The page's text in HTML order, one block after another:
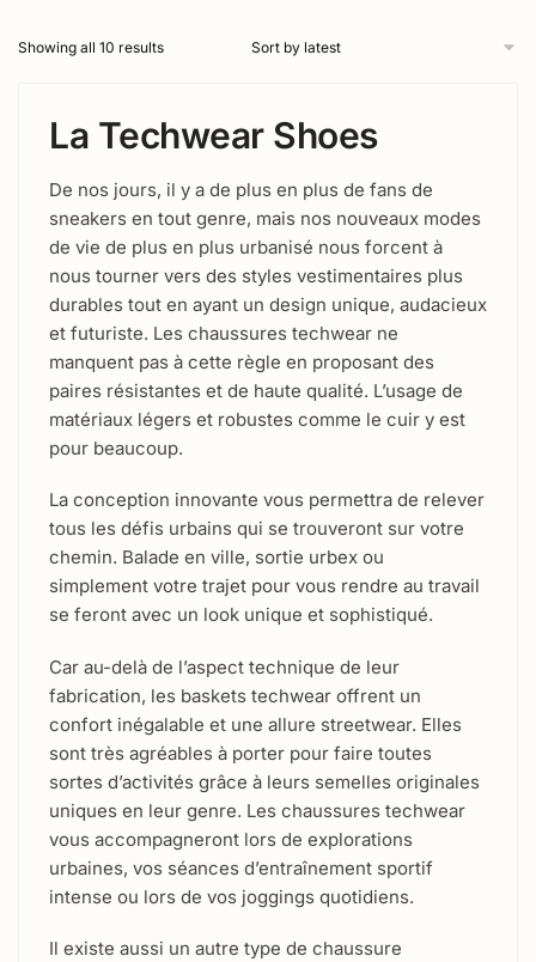
Showing all 10 results
La Techwear Shoes
De nos jours, il y a de plus en plus de fans de
sneakers en tout genre, mais nos nouveaux modes
de vie de plus en plus urbanisé nous forcent à
nous tourner vers des styles vestimentaires plus
durables tout en ayant un design unique, audacieux
et futuriste. Les chaussures techwear ne
manquent pas à cette règle en proposant des
paires résistantes et de haute qualité. L’usage de
matériaux légers et robustes comme le cuir y est
pour beaucoup.
La conception innovante vous permettra de relever
tous les défis urbains qui se trouveront sur votre
chemin. Balade en ville, sortie urbex ou
simplement votre trajet pour vous rendre au travail
se feront avec un look unique et sophistiqué.
Car au-delà de l’aspect technique de leur
fabrication, les baskets techwear offrent un
confort inégalable et une allure streetwear. Elles
sont très agréables à porter pour faire toutes
sortes d’activités grâce à leurs semelles originales
uniques en leur genre. Les chaussures techwear
vous accompagneront lors de explorations
urbaines, vos séances d’entraînement sportif
intense ou lors de vos joggings quotidiens.
Il existe aussi un autre type de chaussure